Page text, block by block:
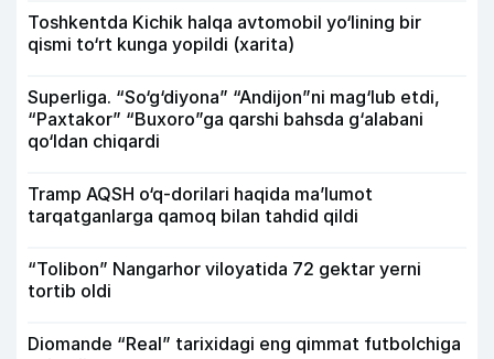
Toshkentda Kichik halqa avtomobil yo‘lining bir
qismi to‘rt kunga yopildi (xarita)
Superliga. “So‘g‘diyona” “Andijon”ni mag‘lub etdi,
“Paxtakor” “Buxoro”ga qarshi bahsda g‘alabani
qo‘ldan chiqardi
Tramp AQSH o‘q-dorilari haqida ma’lumot
tarqatganlarga qamoq bilan tahdid qildi
“Tolibon” Nangarhor viloyatida 72 gektar yerni
tortib oldi
Diomande “Real” tarixidagi eng qimmat futbolchiga